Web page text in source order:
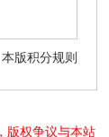
本版积分规则
版权争议与本站